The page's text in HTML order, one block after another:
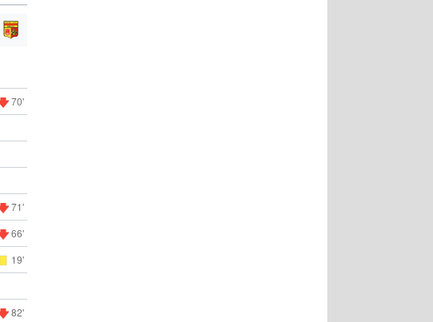
70'
71'
66'
19'
82'